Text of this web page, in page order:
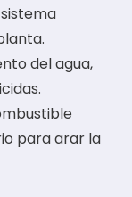
del agua,
para arar la